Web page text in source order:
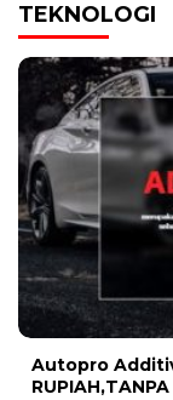
TEKNOLOGI
Autopro
RUPIAH,TANPA